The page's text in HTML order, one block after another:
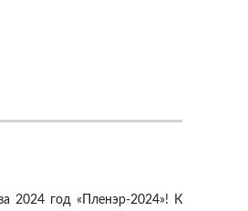
2024 год «Пленэр-2024»! К